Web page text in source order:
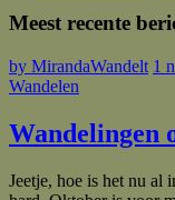
Meest recente
by MirandaWandelt 1
Wandelen
Wandelingen
Jeetje, hoe is het nu al